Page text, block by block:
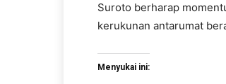
Suroto berharap
kerukunan antarumat
Menyukai ini: